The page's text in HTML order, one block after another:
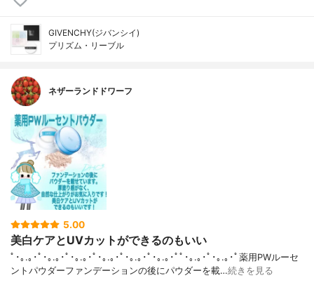
GIVENCHY(ジバンシイ)
プリズム・リーブル
ネザーランドドワーフ
5.00
美白ケアとUVカットができるのもいい
ﾟ･｡.｡･ﾟ･｡.｡･ﾟ･｡.｡･ﾟ･｡.｡･ﾟ･｡.｡･ﾟ･｡.｡･ﾟﾟ･｡.｡･ﾟ･｡.｡･ﾟ薬用PWルーセ
ントパウダーファンデーションの後にパウダーを載…続きを見る